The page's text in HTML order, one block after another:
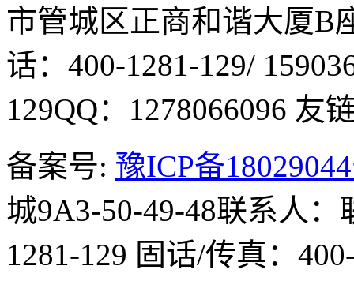
市管城区正商和谐大厦B
话：400-1281-129/
129QQ：1278066096 友
备案号: 豫ICP备
城9A3-50-49-48联系人：
1281-129 固话/传真：